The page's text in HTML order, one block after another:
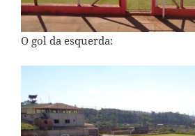
O gol da esquerda: